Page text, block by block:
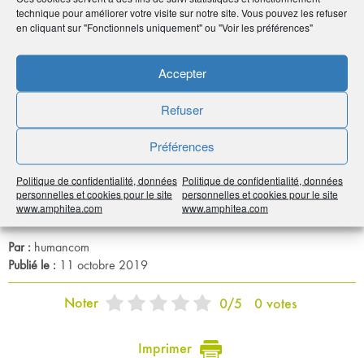
technique pour améliorer votre visite sur notre site. Vous pouvez les refuser
en cliquant sur "Fonctionnels uniquement" ou "Voir les préférences"
Accepter
Refuser
Préférences
Politique de confidentialité, données
personnelles et cookies pour le site
www.amphitea.com
Politique de confidentialité, données
personnelles et cookies pour le site
www.amphitea.com
Source : Rapport Delevoye, Juillet 2019
Par : humancom
Publié le : 11 octobre 2019
Noter 0/5 0votes
Imprimer